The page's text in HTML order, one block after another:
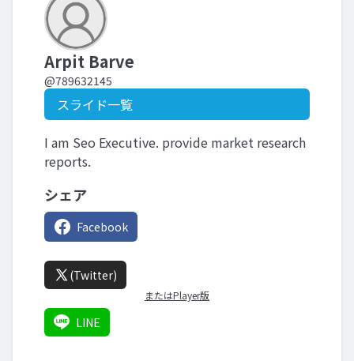
Arpit Barve
@789632145
スライド一覧
I am Seo Executive. provide market research
reports.
シェア
Facebook
(Twitter)
またはPlayer版
LINE